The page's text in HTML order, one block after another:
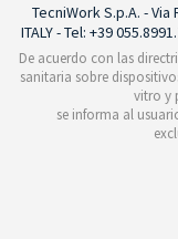
TecniWork S.p.A. -
ITALY - Tel: +39
De acuerdo con las
sanitaria sobre
vitro y
se informa al